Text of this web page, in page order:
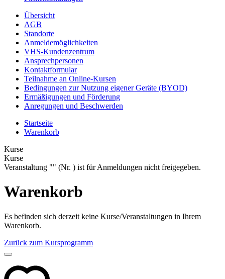
Übersicht
AGB
Standorte
Anmeldemöglichkeiten
VHS-Kundenzentrum
Ansprechpersonen
Kontaktformular
Teilnahme an Online-Kursen
Bedingungen zur Nutzung eigener Geräte (BYOD)
Ermäßigungen und Förderung
Anregungen und Beschwerden
Startseite
Warenkorb
Kurse
Kurse
Veranstaltung "" (Nr. ) ist für Anmeldungen nicht freigegeben.
Warenkorb
Es befinden sich derzeit keine Kurse/Veranstaltungen in Ihrem
Warenkorb.
Zurück zum Kursprogramm